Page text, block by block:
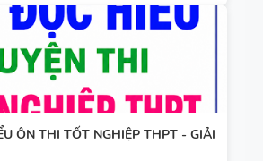
ÔN THI TỐT NGHIỆP THPT - GIẢI